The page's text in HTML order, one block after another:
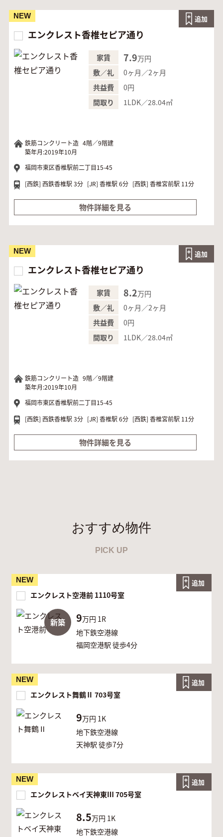
エンクレスト香椎セピア通り
NEW 追加
家賃 7.9万円
敷／礼
0ヶ月／2ヶ月
共益費
0円
間取り
1LDK／28.04㎡
鉄筋コンクリート造 4階／9階建
築年月:2019年10月
福岡市東区香椎駅前二丁目15-45
[西鉄] 西鉄香椎駅 3分 [JR] 香椎駅 6分 [西鉄] 香椎宮前駅 11分
物件詳細を見る
エンクレスト香椎セピア通り
NEW 追加
家賃 8.2万円
敷／礼
0ヶ月／2ヶ月
共益費
0円
間取り
1LDK／28.04㎡
鉄筋コンクリート造 9階／9階建
築年月:2019年10月
福岡市東区香椎駅前二丁目15-45
[西鉄] 西鉄香椎駅 3分 [JR] 香椎駅 6分 [西鉄] 香椎宮前駅 11分
物件詳細を見る
おすすめ物件
PICK UP
NEW
新築
エンクレスト空港前 1110号室
9万円 1R
地下鉄空港線
福岡空港駅 徒歩4分
追加
NEW
エンクレスト舞鶴Ⅱ 703号室
9万円 1K
地下鉄空港線
天神駅 徒歩7分
追加
NEW
エンクレストベイ天神東Ⅲ 705号室
8.5万円 1K
地下鉄空港線
追加